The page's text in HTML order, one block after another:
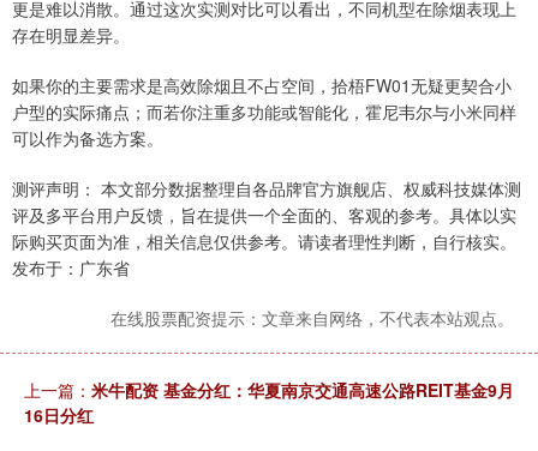
更是难以消散。通过这次实测对比可以看出，不同机型在除烟表现上
存在明显差异。
如果你的主要需求是高效除烟且不占空间，拾梧FW01无疑更契合小
户型的实际痛点；而若你注重多功能或智能化，霍尼韦尔与小米同样
可以作为备选方案。
测评声明： 本文部分数据整理自各品牌官方旗舰店、权威科技媒体测
评及多平台用户反馈，旨在提供一个全面的、客观的参考。具体以实
际购买页面为准，相关信息仅供参考。请读者理性判断，自行核实。
发布于：广东省
在线股票配资提示：文章来自网络，不代表本站观点。
上一篇： 米牛配资 基金分红：华夏南京交通高速公路REIT基金9月
16日分红